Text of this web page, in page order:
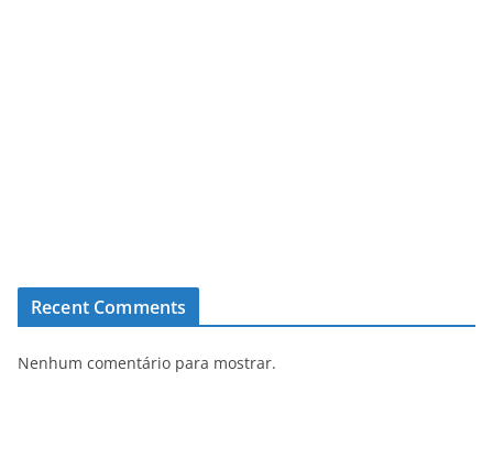
Recent Comments
Nenhum comentário para mostrar.